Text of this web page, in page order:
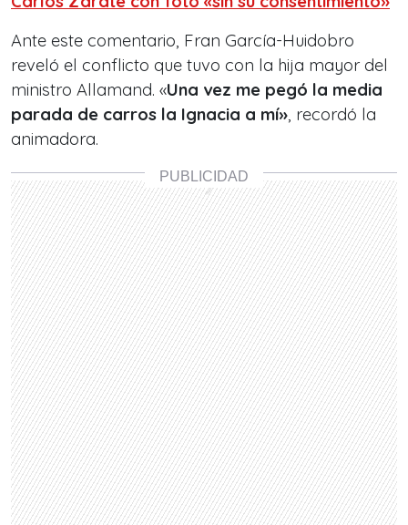
Ante este comentario, Fran García-Huidobro
reveló el conflicto que tuvo con la hija mayor del
ministro Allamand. «Una vez me pegó la media
parada de carros la Ignacia a mí» , recordó la
animadora.